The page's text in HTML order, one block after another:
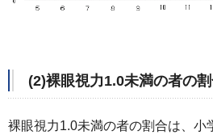
(2)裸眼視力1.0未満の者の
裸眼視力1.0未満の者の割合は、小